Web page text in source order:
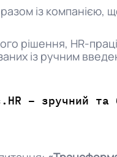
із компанією,
рішення, HR-
із ручним
– зручний та